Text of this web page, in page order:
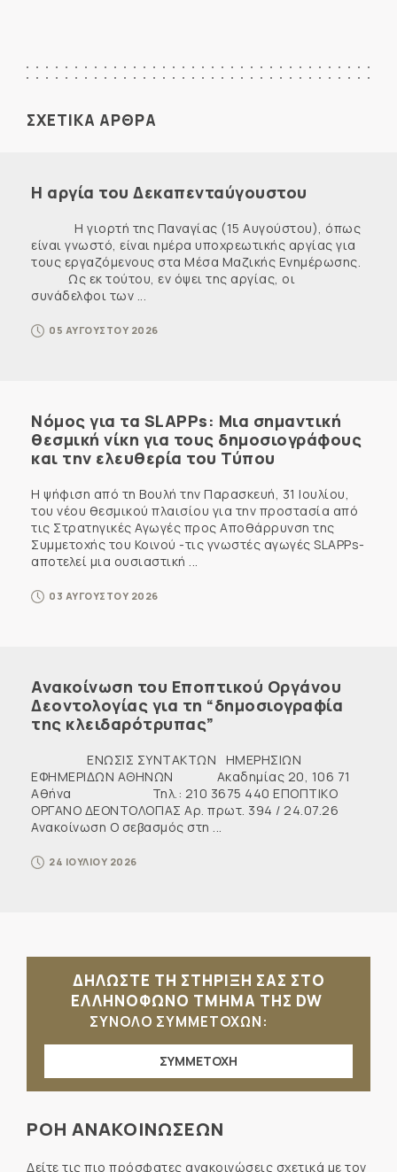
ΣΧΕΤΙΚΑ ΑΡΘΡΑ
Η αργία του Δεκαπενταύγουστου
Η γιορτή της Παναγίας (15 Αυγούστου), όπως
είναι γνωστό, είναι ημέρα υποχρεωτικής αργίας για
τους εργαζόμενους στα Μέσα Μαζικής Ενημέρωσης.
Ως εκ τούτου, εν όψει της αργίας, οι
συνάδελφοι των ...
05 ΑΥΓΟΥΣΤΟΥ 2026
Νόμος για τα SLAPPs: Μια σημαντική
θεσμική νίκη για τους δημοσιογράφους
και την ελευθερία του Τύπου
Η ψήφιση από τη Βουλή την Παρασκευή, 31 Ιουλίου,
του νέου θεσμικού πλαισίου για την προστασία από
τις Στρατηγικές Αγωγές προς Αποθάρρυνση της
Συμμετοχής του Κοινού -τις γνωστές αγωγές SLAPPs-
αποτελεί μια ουσιαστική ...
03 ΑΥΓΟΥΣΤΟΥ 2026
Ανακοίνωση του Εποπτικού Οργάνου
Δεοντολογίας για τη “δημοσιογραφία
της κλειδαρότρυπας”
ΕΝΩΣΙΣ ΣΥΝΤΑΚΤΩΝ ΗΜΕΡΗΣΙΩΝ
ΕΦΗΜΕΡΙΔΩΝ ΑΘΗΝΩΝ Ακαδημίας 20, 106 71
Αθήνα Τηλ.: 210 3675 440 ΕΠΟΠΤΙΚΟ
ΟΡΓΑΝΟ ΔΕΟΝΤΟΛΟΓΙΑΣ Αρ. πρωτ. 394 / 24.07.26
Ανακοίνωση Ο σεβασμός στη ...
24 ΙΟΥΛΙΟΥ 2026
ΔΗΛΩΣΤΕ ΤΗ ΣΤΗΡΙΞΗ ΣΑΣ ΣΤΟ
ΕΛΛΗΝΟΦΩΝΟ ΤΜΗΜΑ ΤΗΣ DW
ΣΥΝΟΛΟ ΣΥΜΜΕΤΟΧΩΝ:
ΣΥΜΜΕΤΟΧΗ
ΡΟΗ ΑΝΑΚΟΙΝΩΣΕΩΝ
Δείτε τις πιο πρόσφατες ανακοινώσεις σχετικά με τον